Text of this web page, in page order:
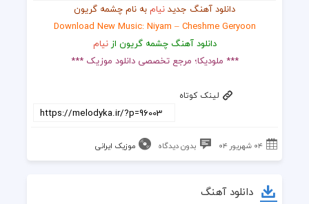
دانلود آهنگ جدیدنیامبه نام چشمه گریون
Download New Music: Niyam – Cheshme Geryoon
دانلود آهنگ چشمه گریون ازنیام
*** ملودیکا؛ مرجع تخصصی دانلود موزیک ***
لینک کوتاه
۰۴ شهریور ۰۴ بدون دیدگاه موزیک ایرانی
دانلود آهنگ